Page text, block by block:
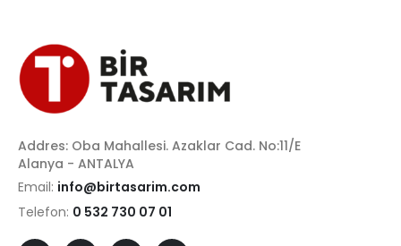
Addres: Oba Mahallesi. Azaklar Cad. No:11/E
Alanya - ANTALYA
Email: info@birtasarim.com
Telefon: 0 532 730 07 01